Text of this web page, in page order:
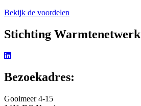
Bekijk de voordelen
Stichting Warmtenetwerk
Bezoekadres:
Gooimeer 4-15